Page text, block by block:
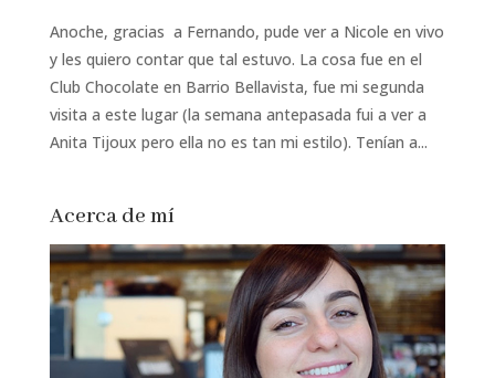
Anoche, gracias a Fernando, pude ver a Nicole en vivo
y les quiero contar que tal estuvo. La cosa fue en el
Club Chocolate en Barrio Bellavista, fue mi segunda
visita a este lugar (la semana antepasada fui a ver a
Anita Tijoux pero ella no es tan mi estilo). Tenían a...
Acerca de mí